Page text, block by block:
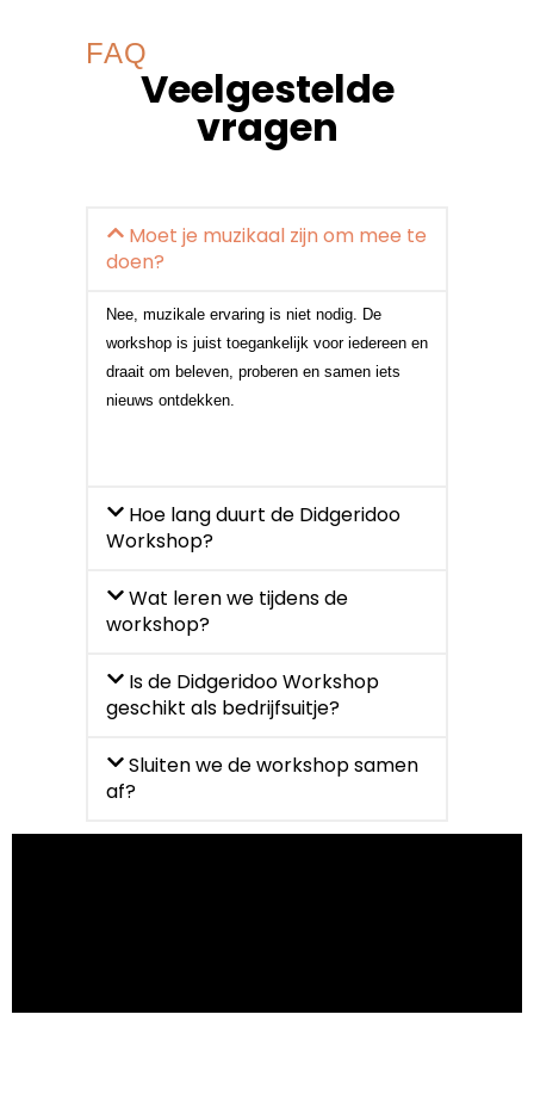
FAQ
Veelgestelde
vragen
Moet je muzikaal zijn om mee te
doen?
Nee, muzikale ervaring is niet nodig. De
workshop is juist toegankelijk voor iedereen en
draait om beleven, proberen en samen iets
nieuws ontdekken.
Hoe lang duurt de Didgeridoo
Workshop?
Wat leren we tijdens de
workshop?
Is de Didgeridoo Workshop
geschikt als bedrijfsuitje?
Sluiten we de workshop samen
af?